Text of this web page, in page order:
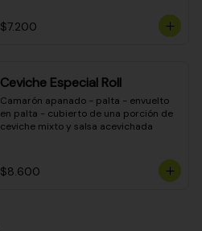
$7.200
Ceviche Especial Roll
Camarón apanado - palta - envuelto
en palta - cubierto de una porción de
ceviche mixto y salsa acevichada
$8.600